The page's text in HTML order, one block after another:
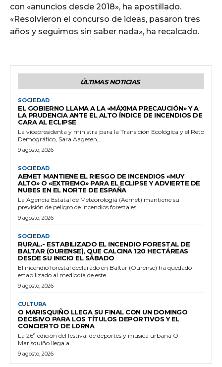
con «anuncios desde 2018», ha apostillado.
«Resolvieron el concurso de ideas, pasaron tres
años y seguimos sin saber nada», ha recalcado.
ÚLTIMAS NOTICIAS
SOCIEDAD
EL GOBIERNO LLAMA A LA «MÁXIMA PRECAUCIÓN» Y A
LA PRUDENCIA ANTE EL ALTO ÍNDICE DE INCENDIOS DE
CARA AL ECLIPSE
La vicepresidenta y ministra para la Transición Ecológica y el Reto
Demográfico, Sara Aagesen,...
9 agosto, 2026
SOCIEDAD
AEMET MANTIENE EL RIESGO DE INCENDIOS «MUY
ALTO» O «EXTREMO» PARA EL ECLIPSE Y ADVIERTE DE
NUBES EN EL NORTE DE ESPAÑA
La Agencia Estatal de Meteorología (Aemet) mantiene su
previsión de peligro de incendios forestales...
9 agosto, 2026
SOCIEDAD
RURAL.- ESTABILIZADO EL INCENDIO FORESTAL DE
BALTAR (OURENSE), QUE CALCINA 120 HECTÁREAS
DESDE SU INICIO EL SÁBADO
El incendio forestal declarado en Baltar (Ourense) ha quedado
estabilizado al mediodía de este...
9 agosto, 2026
CULTURA
O MARISQUIÑO LLEGA SU FINAL CON UN DOMINGO
DECISIVO PARA LOS TÍTULOS DEPORTIVOS Y EL
CONCIERTO DE L0RNA
La 26ª edición del festival de deportes y música urbana O
Marisquiño llega a...
9 agosto, 2026